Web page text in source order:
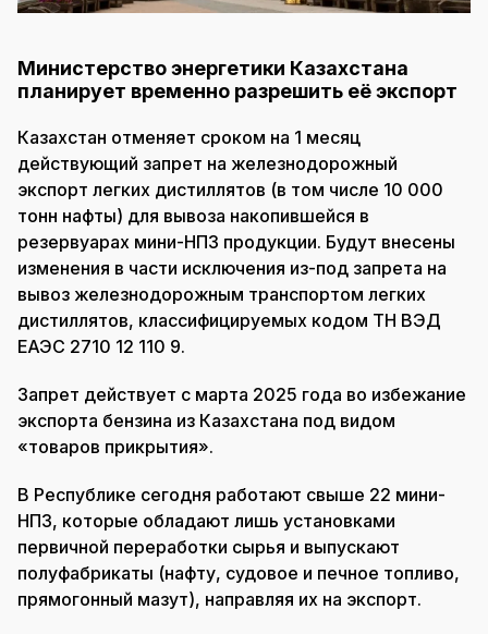
Министерство энергетики Казахстана
планирует временно разрешить её экспорт
Казахстан отменяет сроком на 1 месяц
действующий запрет на железнодорожный
экспорт легких дистиллятов (в том числе 10 000
тонн нафты) для вывоза накопившейся в
резервуарах мини-НПЗ продукции. Будут внесены
изменения в части исключения из-под запрета на
вывоз железнодорожным транспортом легких
дистиллятов, классифицируемых кодом ТН ВЭД
ЕАЭС 2710 12 110 9.
Запрет действует с марта 2025 года во избежание
экспорта бензина из Казахстана под видом
«товаров прикрытия».
В Республике сегодня работают свыше 22 мини-
НПЗ, которые обладают лишь установками
первичной переработки сырья и выпускают
полуфабрикаты (нафту, судовое и печное топливо,
прямогонный мазут), направляя их на экспорт.